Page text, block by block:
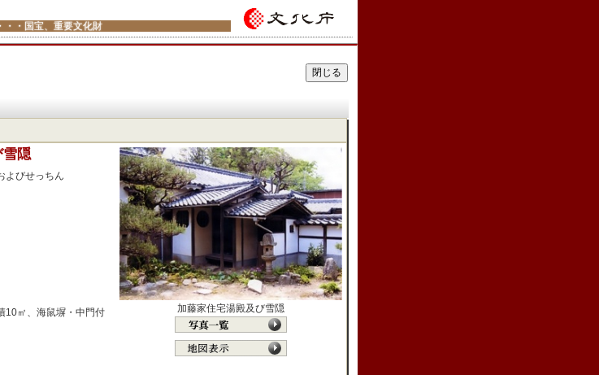
・・・国宝、重要文化財
雪隠
よびせっちん
10㎡、海鼠塀・中門付
加藤家住宅湯殿及び雪隠